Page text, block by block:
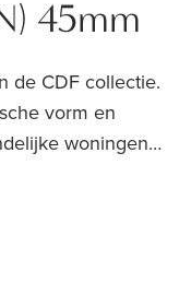
45mm
de CDF collectie.
vorm en
woningen.
Bij de olijfjes
raambeslag